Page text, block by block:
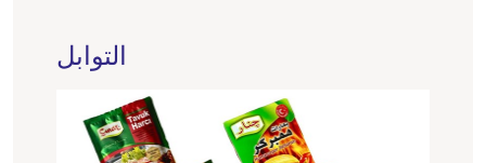
التوابل